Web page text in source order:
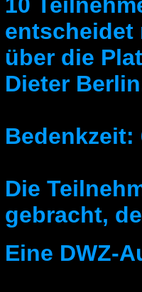
entscheidet
über die
Dieter
Bedenkzeit:
Die
gebracht,
Eine DWZ-